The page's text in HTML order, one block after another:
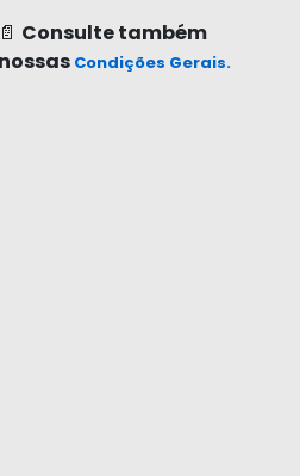
Consulte também
Condições Gerais.